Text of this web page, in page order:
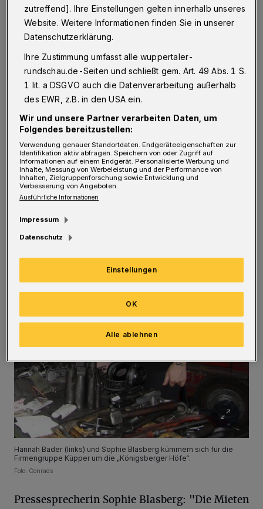
Z u Beginn hatten die bisherigen Mieter —
vor allem Künstler mit ihren Ateliers —
Angst, durch hohe Mieten "ausquartiert" zu
werden. Diese Bedenken sind zum großen Teil
zerstreut worden.
Hannah Bader (links) und Sophie Blasberg kümmern sich für die
Firmengruppe Küpper um die „Königsberger Höfe“.
Foto: Conrads
Pressesprecherin Sophie Blasberg: "Die Mieten
zutreffend]. Ihre Einstellungen gelten innerhalb unseres
Website. Weitere Informationen finden Sie in unserer
Datenschutzerklärung.
Ihre Zustimmung umfasst alle wuppertaler-
rundschau.de-Seiten und schließt gem. Art. 49 Abs. 1 S.
1 lit. a DSGVO auch die Datenverarbeitung außerhalb
des EWR, z.B. in den USA ein.
Wir und unsere Partner verarbeiten Daten, um
Folgendes bereitzustellen:
Verwendung genauer Standortdaten. Endgeräteeigenschaften zur
Identifikation aktiv abfragen. Speichern von oder Zugriff auf
Informationen auf einem Endgerät. Personalisierte Werbung und
Inhalte, Messung von Werbeleistung und der Performance von
Inhalten, Zielgruppenforschung sowie Entwicklung und
Verbesserung von Angeboten.
Ausführliche Informationen
Impressum
Datenschutz
Einstellungen
Alle ablehnen
OK